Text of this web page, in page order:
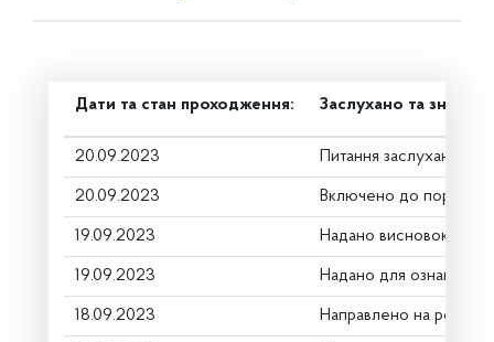
Дати та стан проходження: Заслухано та знято з
20.09.2023 Питання заслухано
20.09.2023 Включено до порядку
19.09.2023 Надано висновок
19.09.2023 Надано для
18.09.2023 Направлено на